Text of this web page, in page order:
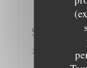
Sortir à
21/02/2018